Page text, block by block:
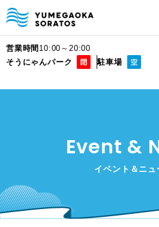
営業時間 10:00～20:00
そうにゃんパーク
駐車場
Event &
イベント＆ニュ